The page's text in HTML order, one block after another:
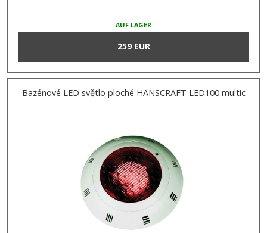
AUF LAGER
259 EUR
Bazénové LED světlo ploché HANSCRAFT LED100 multic